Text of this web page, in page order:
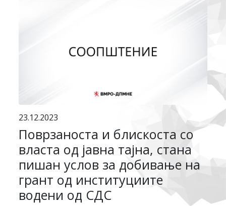
23.12.2023
Поврзаноста и блискоста со
власта од јавна тајна, стана
пишан услов за добивање на
грант од институциите
водени од СДС